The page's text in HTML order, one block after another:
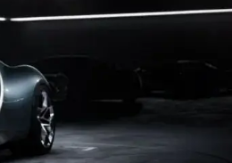
透
类增长